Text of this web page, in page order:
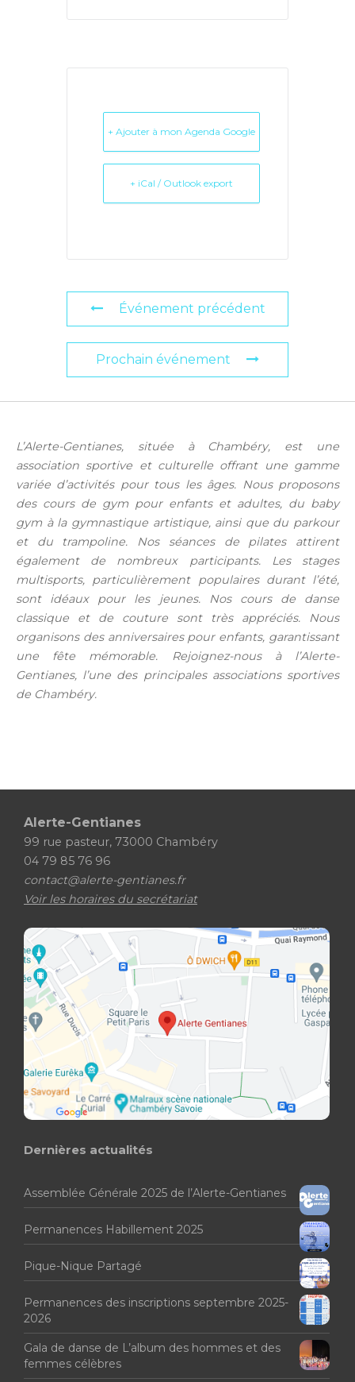
+ Ajouter à mon Agenda Google
+ iCal / Outlook export
Événement précédent
Prochain événement
L’Alerte-Gentianes, située à Chambéry, est une
association sportive et culturelle offrant une gamme
variée d’activités pour tous les âges. Nous proposons
des cours de gym pour enfants et adultes, du baby
gym à la gymnastique artistique, ainsi que du parkour
et du trampoline. Nos séances de pilates attirent
également de nombreux participants. Les stages
multisports, particulièrement populaires durant l’été,
sont idéaux pour les jeunes. Nos cours de danse
classique et de couture sont très appréciés. Nous
organisons des anniversaires pour enfants, garantissant
une fête mémorable. Rejoignez-nous à l’Alerte-
Gentianes, l’une des principales associations sportives
de Chambéry.
Alerte-Gentianes
99 rue pasteur, 73000 Chambéry
04 79 85 76 96
contact@alerte-gentianes.fr
Voir les horaires du secrétariat
Dernières actualités
Assemblée Générale 2025 de l’Alerte-Gentianes
Permanences Habillement 2025
Pique-Nique Partagé
Permanences des inscriptions septembre 2025-
2026
Gala de danse de L’album des hommes et des
femmes célèbres